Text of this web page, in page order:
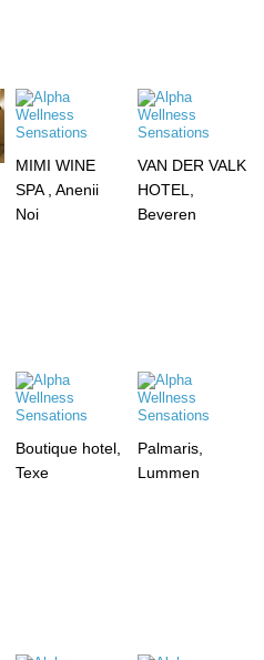
MIMI WINE
SPA , Anenii
Noi
VAN DER VALK
HOTEL,
Beveren
Boutique hotel,
Texe
Palmaris,
Lummen